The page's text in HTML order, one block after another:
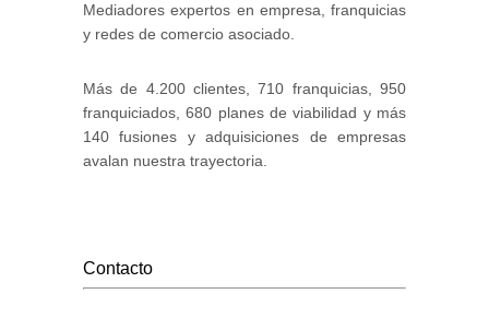
Mediadores expertos en empresa, franquicias
y redes de comercio asociado.
Más de 4.200 clientes, 710 franquicias, 950
franquiciados, 680 planes de viabilidad y más
140 fusiones y adquisiciones de empresas
avalan nuestra trayectoria.
Contacto